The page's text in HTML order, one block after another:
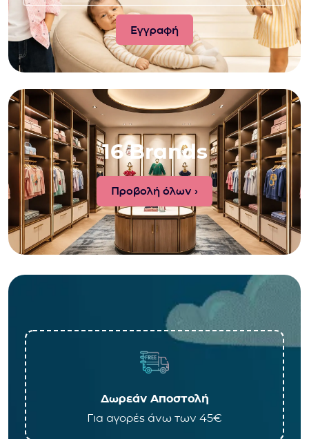
16 Brands
Προβολή όλων ›
Δωρεάν Αποστολή
Για αγορές άνω των 45€